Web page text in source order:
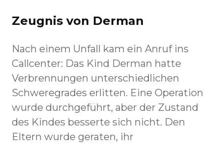
Zeugnis von Derman
Nach einem Unfall kam ein Anruf ins
Callcenter: Das Kind Derman hatte
Verbrennungen unterschiedlichen
Schweregrades erlitten. Eine Operation
wurde durchgeführt, aber der Zustand
des Kindes besserte sich nicht. Den
Eltern wurde geraten, ihr